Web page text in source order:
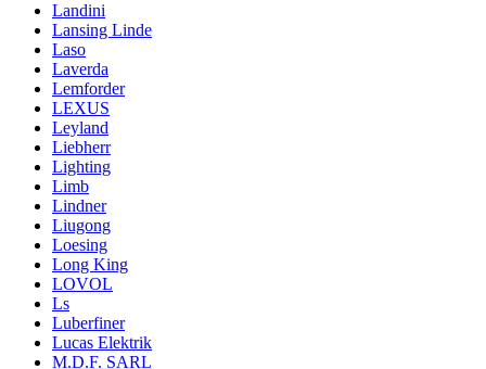
Landini
Lansing Linde
Laso
Laverda
Lemforder
LEXUS
Leyland
Liebherr
Lighting
Limb
Lindner
Liugong
Loesing
Long King
LOVOL
Ls
Luberfiner
Lucas Elektrik
M.D.F. SARL